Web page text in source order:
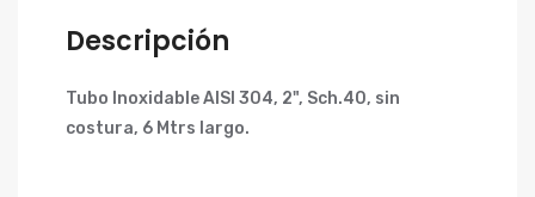
Descripción
Tubo Inoxidable AISI 304, 2", Sch.40, sin
costura, 6 Mtrs largo.